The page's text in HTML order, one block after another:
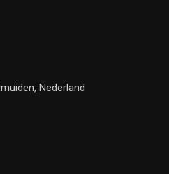
Nederland